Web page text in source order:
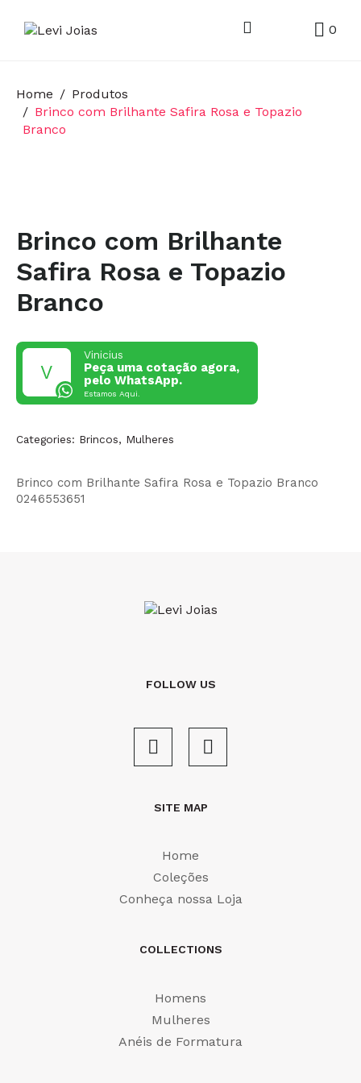
0
Home
Produtos
Brinco com Brilhante Safira Rosa e Topazio
Branco
Brinco com Brilhante
Safira Rosa e Topazio
Branco
Vinicius
Peça uma cotação agora,
pelo WhatsApp.
Estamos Aqui.
Categories: Brincos, Mulheres
Brinco com Brilhante Safira Rosa e Topazio Branco
0246553651
FOLLOW US
SITE MAP
Home
Coleções
Conheça nossa Loja
COLLECTIONS
Homens
Mulheres
Anéis de Formatura